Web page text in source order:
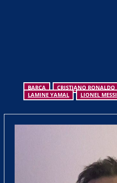
BARÇA CRISTIANO RONALDO
LAMINE YAMAL
LIONEL MESSI